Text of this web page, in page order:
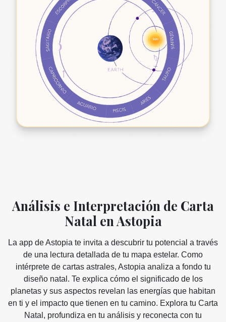
Análisis e Interpretación de Carta
Natal en Astopia
La app de Astopia te invita a descubrir tu potencial a través
de una lectura detallada de tu mapa estelar. Como
intérprete de cartas astrales, Astopia analiza a fondo tu
diseño natal. Te explica cómo el significado de los
planetas y sus aspectos revelan las energías que habitan
en ti y el impacto que tienen en tu camino. Explora tu Carta
Natal, profundiza en tu análisis y reconecta con tu